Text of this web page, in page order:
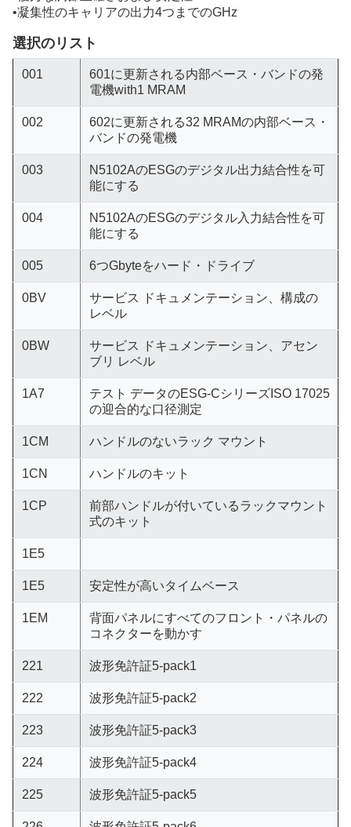
•凝集性のキャリアの出力4つまでのGHz
選択のリスト
001
601に更新される内部ベース・バンドの発
電機with1 MRAM
002
602に更新される32 MRAMの内部ベース・
バンドの発電機
003
N5102AのESGのデジタル出力結合性を可
能にする
004
N5102AのESGのデジタル入力結合性を可
能にする
005 6つGbyteをハード・ドライブ
0BV
サービス ドキュメンテーション、構成の
レベル
0BW
サービス ドキュメンテーション、アセン
ブリ レベル
1A7
テスト データのESG-CシリーズISO 17025
の迎合的な口径測定
1CM ハンドルのないラック マウント
1CN ハンドルのキット
1CP
前部ハンドルが付いているラックマウント
式のキット
1E5
1E5 安定性が高いタイムベース
1EM
背面パネルにすべてのフロント・パネルの
コネクターを動かす
221 波形免許証5-pack1
222 波形免許証5-pack2
223 波形免許証5-pack3
224 波形免許証5-pack4
225 波形免許証5-pack5